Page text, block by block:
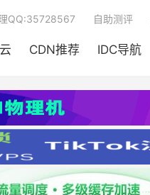
CDN推荐 IDC导航
QQ:35728567 自助测评